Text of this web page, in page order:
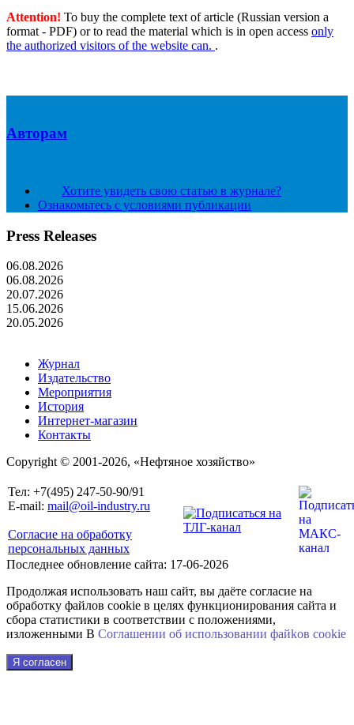
Attention! To buy the complete text of article (Russian version a
format - PDF) or to read the material which is in open access only
the authorized visitors of the website can. .
Авторам
Хотите увидеть свою статью в журнале?
Ознакомьтесь с условиями публикации
Press Releases
06.08.2026
06.08.2026
20.07.2026
15.06.2026
20.05.2026
Журнал
Издательство
Мероприятия
История
Интернет-магазин
Контакты
Copyright © 2001-2026, «Нефтяное хозяйство»
Тел: +7(495) 247-50-90/91
E-mail: mail@oil-industry.ru
Согласие на обработку
персональных данных
Последнее обновление сайта: 17-06-2026
Продолжая использовать наш сайт, вы даёте согласие на
обработку файлов cookie в целях функционирования сайта и
сбора статистики в соответствии с положениями,
изложенными В Соглашении об использовании файkов cookie
Я согласен